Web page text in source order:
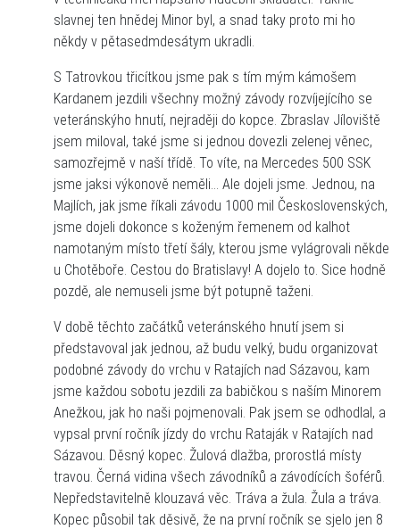
slavnej ten hnědej Minor byl, a snad taky proto mi ho
někdy v pětasedmdesátym ukradli.
S Tatrovkou třicítkou jsme pak s tím mým kámošem
Kardanem jezdili všechny možný závody rozvíjejícího se
veteránskýho hnutí, nejraději do kopce. Zbraslav Jíloviště
jsem miloval, také jsme si jednou dovezli zelenej věnec,
samozřejmě v naší třídě. To víte, na Mercedes 500 SSK
jsme jaksi výkonově neměli… Ale dojeli jsme. Jednou, na
Majlích, jak jsme říkali závodu 1000 mil Československých,
jsme dojeli dokonce s koženým řemenem od kalhot
namotaným místo třetí šály, kterou jsme vylágrovali někde
u Chotěboře. Cestou do Bratislavy! A dojelo to. Sice hodně
pozdě, ale nemuseli jsme být potupně taženi.
V době těchto začátků veteránského hnutí jsem si
představoval jak jednou, až budu velký, budu organizovat
podobné závody do vrchu v Ratajích nad Sázavou, kam
jsme každou sobotu jezdili za babičkou s naším Minorem
Anežkou, jak ho naši pojmenovali. Pak jsem se odhodlal, a
vypsal první ročník jízdy do vrchu Rataják v Ratajích nad
Sázavou. Děsný kopec. Žulová dlažba, prorostlá místy
travou. Černá vidina všech závodníků a závodících šoférů.
Nepředstavitelně klouzavá věc. Tráva a žula. Žula a tráva.
Kopec působil tak děsivě, že na první ročník se sjelo jen 8